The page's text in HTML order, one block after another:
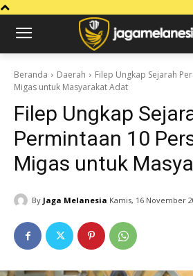
Beranda Daerah
Filep Ungkap Sejarah
Migas untuk Masyarakat Adat
Filep Ungkap
Permintaan 10
Migas untuk
By Jaga Melanesia Kamis, 16 November